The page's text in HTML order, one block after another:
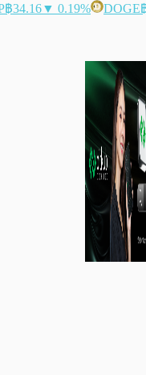
฿34.16▼ 0.19% DOGE